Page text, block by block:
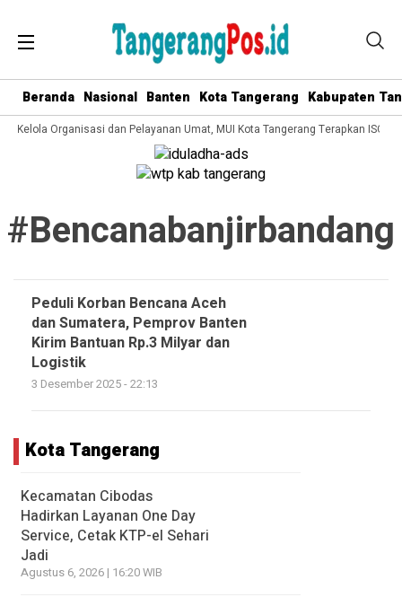
Beranda Nasional Banten Kota Tangerang Kabupaten
Kelola Organisasi dan Pelayanan Umat, MUI Kota Tangerang Terapkan ISO
#bencanabanjirbandang
Peduli Korban Bencana Aceh
dan Sumatera, Pemprov Banten
Kirim Bantuan Rp.3 Milyar dan
Logistik
3 Desember 2025 - 22:13
Kota Tangerang
Kecamatan Cibodas
Hadirkan Layanan One Day
Service, Cetak KTP-el Sehari
Jadi
Agustus 6, 2026 | 16:20 WIB